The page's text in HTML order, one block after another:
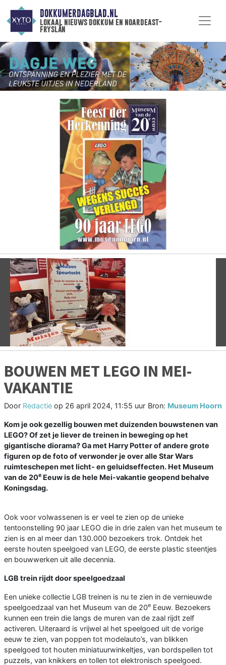
DOKKUMERDAGBLAD.NL
lokaal nieuws dokkum en noardeast-
fryslân
Vorige
BOUWEN MET LEGO IN MEI-
VAKANTIE
Door Redactie op 26 april 2024, 11:55 uur Bron: Museum Hoorn
Kom je ook gezellig bouwen met duizenden bouwstenen van
LEGO? Of zet je liever de treinen in beweging op het
gigantische diorama? Ga met Harry Potter of andere grote
figuren op de foto of verwonder je over alle Star Wars
ruimteschepen met licht- en geluidseffecten. Het Museum
van de 20e Eeuw is de hele Mei-vakantie geopend behalve
Koningsdag.
Ook voor volwassenen is er veel te zien op de unieke
tentoonstelling 90 jaar LEGO die in drie zalen van het museum te
zien is en al meer dan 130.000 bezoekers trok. Ontdek het
eerste houten speelgoed van LEGO, de eerste plastic steentjes
en bouwwerken uit alle decennia.
LGB trein rijdt door speelgoedzaal
Een unieke collectie LGB treinen is nu te zien in de vernieuwde
speelgoedzaal van het Museum van de 20e Eeuw. Bezoekers
kunnen een trein die langs de muren van de zaal rijdt zelf
activeren. Uiteraard is vrijwel al het speelgoed uit de vorige
eeuw te zien, van poppen tot modelauto’s, van blikken
speelgoed tot houten miniatuurwinkeltjes, van bordspellen tot
puzzels, van knikkers en tollen tot elektronisch speelgoed.